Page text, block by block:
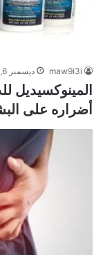
maw9i3i ديسمبر 6, 2023
المينوكسيديل
أضراره على